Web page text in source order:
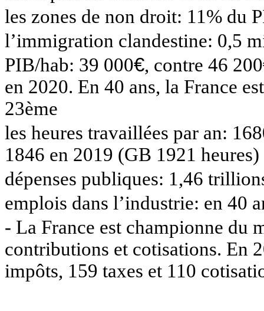
les zones de non droit: 11% du
l’immigration clandestine: 0,5
PIB/hab: 39 000€, contre 46 200
en 2020. En 40 ans, la France
23ème
les heures travaillées par an:
1846 en 2019 (GB 1921 heures)
dépenses publiques: 1,46
emplois dans l’industrie: en 40
- La France est championne du
contributions et cotisations. En
impôts, 159 taxes et 110